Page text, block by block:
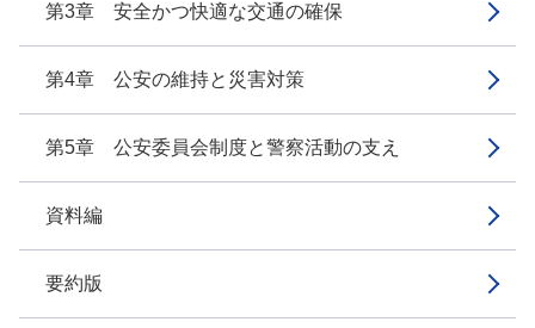
第3章 安全かつ快適な交通の確保
第4章 公安の維持と災害対策
第5章 公安委員会制度と警察活動の支え
資料編
要約版